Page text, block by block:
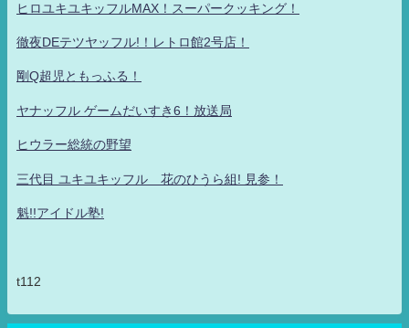
ヒロユキユキッフルMAX！スーパークッキング！
徹夜DEテツヤッフル!！レトロ館2号店！
剛Q超児ともっふる！
ヤナッフル ゲームだいすき6！放送局
ヒウラー総統の野望
三代目 ユキユキッフル 花のひうら組! 見参！
魁!!アイドル塾!
t112